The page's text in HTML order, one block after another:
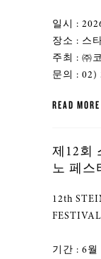
일시 :
장소 : 스
주최 : ㈜
문의 : 02)
READ MORE
제12회
노 페스
12th
FESTIVAL
기간 : 6